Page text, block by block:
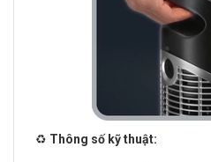
♻️ Thông số kỹ thuật: